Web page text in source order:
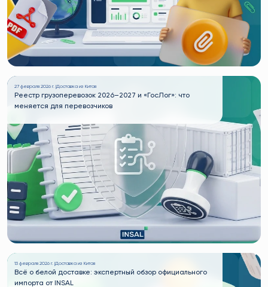
27 февраля 2026 г. | Доставка из Китая
Реестр грузоперевозок 2026–2027 и «ГосЛог»: что
меняется для перевозчиков
13 февраля 2026 г. | Доставка из Китая
Всё о белой доставке: экспертный обзор официального
импорта от INSAL